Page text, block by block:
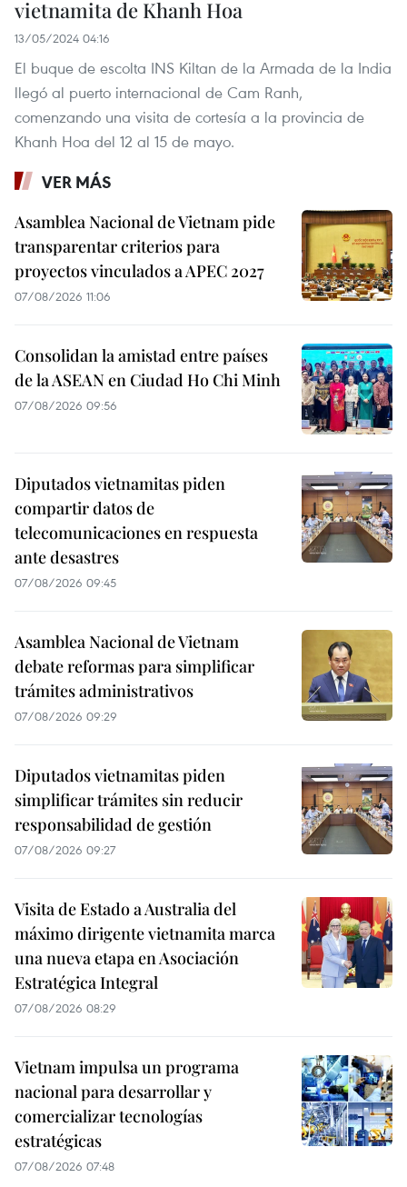
vietnamita de Khanh Hoa
13/05/2024 04:16
El buque de escolta INS Kiltan de la Armada de la India
llegó al puerto internacional de Cam Ranh,
comenzando una visita de cortesía a la provincia de
Khanh Hoa del 12 al 15 de mayo.
VER MÁS
Asamblea Nacional de Vietnam pide
transparentar criterios para
proyectos vinculados a APEC 2027
07/08/2026 11:06
Consolidan la amistad entre países
de la ASEAN en Ciudad Ho Chi Minh
07/08/2026 09:56
Diputados vietnamitas piden
compartir datos de
telecomunicaciones en respuesta
ante desastres
07/08/2026 09:45
Asamblea Nacional de Vietnam
debate reformas para simplificar
trámites administrativos
07/08/2026 09:29
Diputados vietnamitas piden
simplificar trámites sin reducir
responsabilidad de gestión
07/08/2026 09:27
Visita de Estado a Australia del
máximo dirigente vietnamita marca
una nueva etapa en Asociación
Estratégica Integral
07/08/2026 08:29
Vietnam impulsa un programa
nacional para desarrollar y
comercializar tecnologías
estratégicas
07/08/2026 07:48